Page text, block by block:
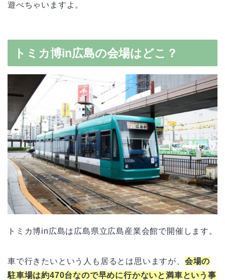
遊べちゃいますよ。
トミカ博in広島の会場はどこ？
トミカ博in広島は広島県立広島産業会館で開催します。
車で行きたいという人も居るとは思いますが、 会場の
駐車場は約470台なので早めに行かないと満車という事